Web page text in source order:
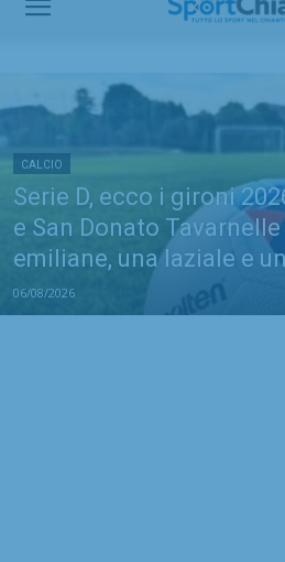
CALCIO
Serie D, ecco i gironi
e San Donato
emiliane, una laziale e
06/08/2026